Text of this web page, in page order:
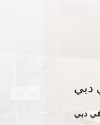
دبي
دبي